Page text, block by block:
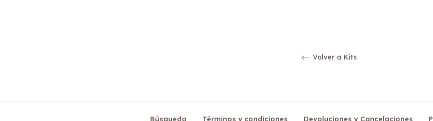
Volver a Kits
Búsqueda Términos y condiciones Devoluciones y Cancelaciones